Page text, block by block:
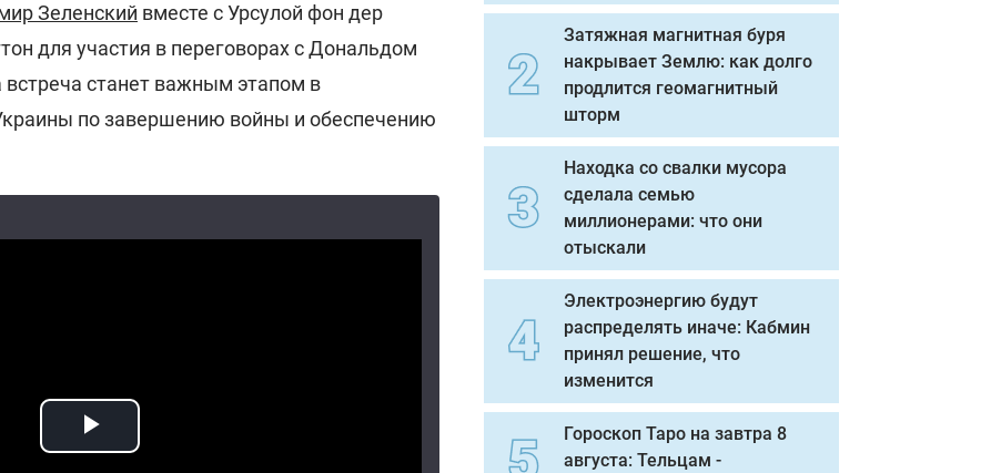
Зеленский вместе с Урсулой фон дер
для участия в переговорах с Дональдом
станет важным этапом в
по завершению войны и обеспечению
Затяжная магнитная буря
накрывает Землю: как долго
продлится геомагнитный
шторм
Находка со свалки мусора
сделала семью
миллионерами: что они
отыскали
Электроэнергию будут
распределять иначе: Кабмин
принял решение, что
изменится
Гороскоп Таро на завтра 8
августа: Тельцам -